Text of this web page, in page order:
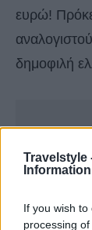
Travelstyle
Information
If you wish
processing
ευρώ!
δημοφιλή